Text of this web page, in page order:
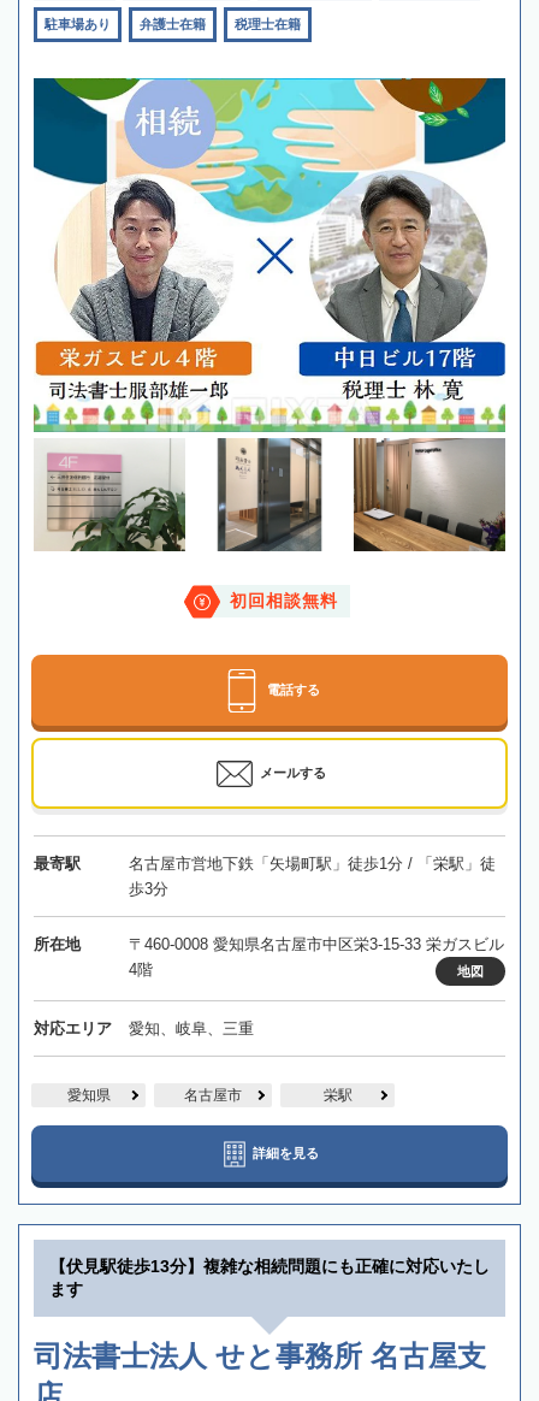
駐車場あり 弁護士在籍 税理士在籍
初回相談無料
電話する
メールする
最寄駅
名古屋市営地下鉄「矢場町駅」徒歩1分 / 「栄駅」徒
歩3分
所在地
〒460-0008 愛知県名古屋市中区栄3-15-33 栄ガスビル
4階
地図
対応エリア 愛知、岐阜、三重
愛知県 名古屋市 栄駅
詳細を見る
【伏見駅徒歩13分】複雑な相続問題にも正確に対応いたし
ます
司法書士法人 せと事務所 名古屋支